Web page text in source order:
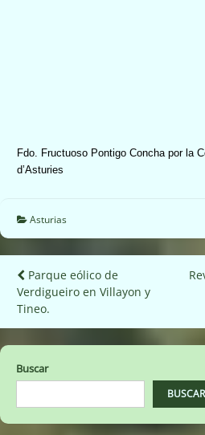
Fdo. Fructuoso Pontigo Concha por la
d’Asturies
Asturias
Navegación
de
entradas
Parque eólico de
Verdigueiro en Villayon y
Tineo.
Buscar
BUSCAR